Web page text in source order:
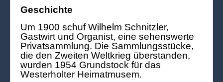
Geschichte
Um 1900 schuf Wilhelm Schnitzler,
Gastwirt und Organist, eine sehenswerte
Privatsammlung. Die Sammlungsstücke,
die den Zweiten Weltkrieg überstanden,
wurden 1954 Grundstock für das
Westerholter Heimatmusem.